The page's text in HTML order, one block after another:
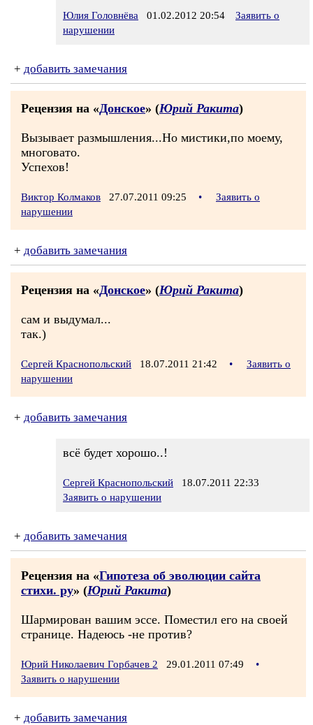
Юлия Головнёва 01.02.2012 20:54
Заявить о
нарушении
+ добавить замечания
Рецензия на «Донское» (Юрий Ракита)
Вызывает размышления...Но мистики,по моему,
многовато.
Успехов!
Виктор Колмаков 27.07.2011 09:25 •
Заявить о
нарушении
+ добавить замечания
Рецензия на «Донское» (Юрий Ракита)
сам и выдумал...
так.)
Сергей Краснопольский 18.07.2011 21:42 •
Заявить о
нарушении
+ добавить замечания
всё будет хорошо..!
Сергей Краснопольский 18.07.2011 22:33
Заявить о нарушении
+ добавить замечания
Рецензия на «Гипотеза об эволюции сайта
стихи. ру» (Юрий Ракита)
Шармирован вашим эссе. Поместил его на своей
странице. Надеюсь -не против?
Юрий Николаевич Горбачев 2 29.01.2011 07:49
•
Заявить о нарушении
+ добавить замечания